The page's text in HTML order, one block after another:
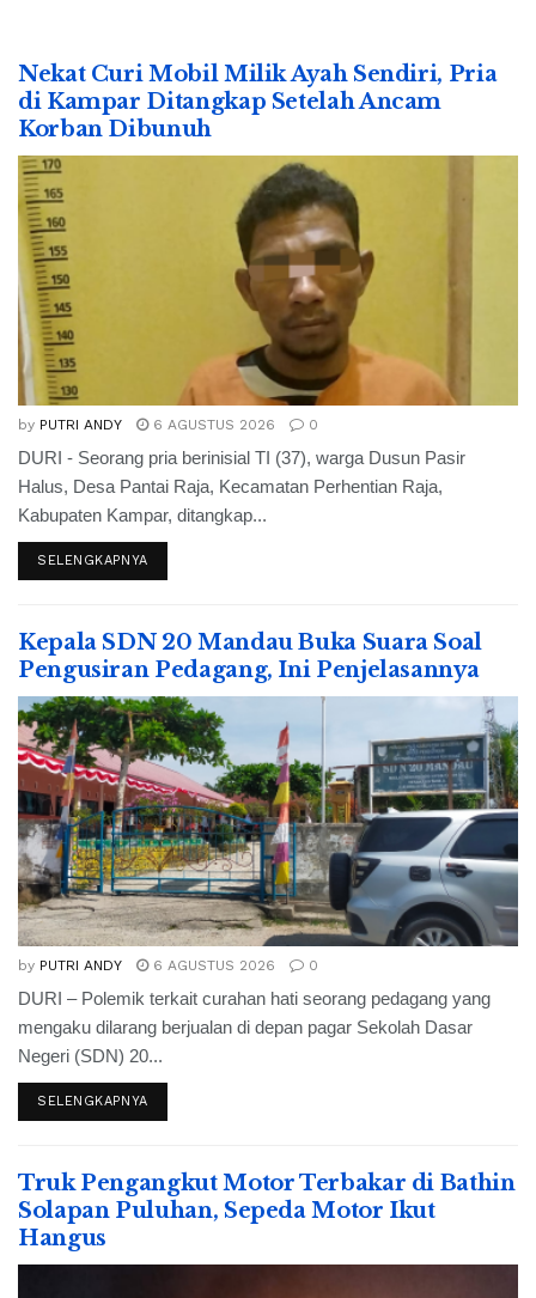
Nekat Curi Mobil Milik Ayah Sendiri, Pria
di Kampar Ditangkap Setelah Ancam
Korban Dibunuh
by PUTRI ANDY 6 AGUSTUS 2026 0
DURI - Seorang pria berinisial TI (37), warga Dusun Pasir
Halus, Desa Pantai Raja, Kecamatan Perhentian Raja,
Kabupaten Kampar, ditangkap...
SELENGKAPNYA
Kepala SDN 20 Mandau Buka Suara Soal
Pengusiran Pedagang, Ini Penjelasannya
by PUTRI ANDY 6 AGUSTUS 2026 0
DURI – Polemik terkait curahan hati seorang pedagang yang
mengaku dilarang berjualan di depan pagar Sekolah Dasar
Negeri (SDN) 20...
SELENGKAPNYA
Truk Pengangkut Motor Terbakar di Bathin
Solapan Puluhan, Sepeda Motor Ikut
Hangus